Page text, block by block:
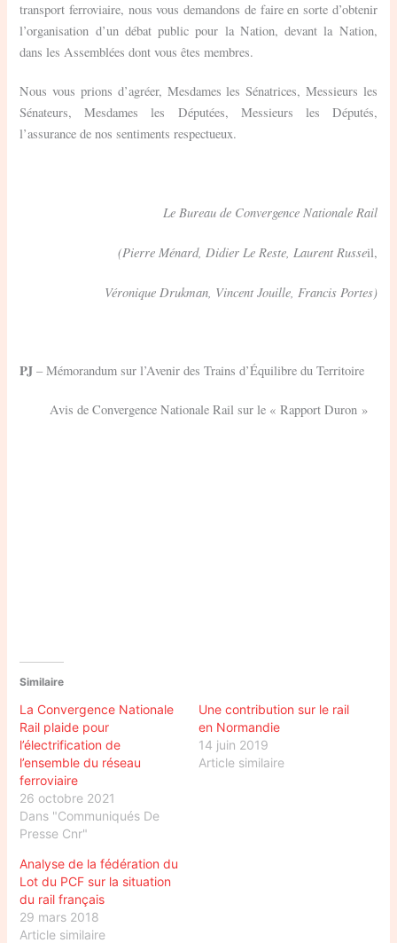
transport ferroviaire, nous vous demandons de faire en sorte d’obtenir
l’organisation d’un débat public pour la Nation, devant la Nation,
dans les Assemblées dont vous êtes membres.
Nous vous prions d’agréer, Mesdames les Sénatrices, Messieurs les
Sénateurs, Mesdames les Députées, Messieurs les Députés,
l’assurance de nos sentiments respectueux.
Le Bureau de Convergence Nationale Rail
(Pierre Ménard, Didier Le Reste, Laurent Russeil,
Véronique Drukman, Vincent Jouille, Francis Portes)
PJ – Mémorandum sur l’Avenir des Trains d’Équilibre du Territoire
Avis de Convergence Nationale Rail sur le « Rapport Duron »
Similaire
La Convergence Nationale
Rail plaide pour
l’électrification de
l’ensemble du réseau
ferroviaire
26 octobre 2021
Dans "Communiqués De
Presse Cnr"
Une contribution sur le rail
en Normandie
14 juin 2019
Article similaire
Analyse de la fédération du
Lot du PCF sur la situation
du rail français
29 mars 2018
Article similaire